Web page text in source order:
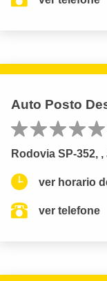
Auto Posto
Rodovia SP-352,
ver horario
ver telefone